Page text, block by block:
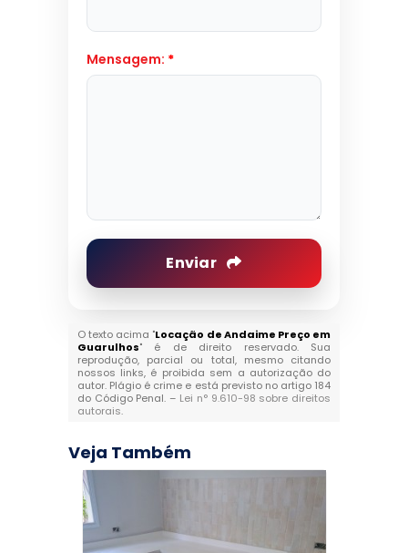
Mensagem: *
Enviar
O texto acima "Locação de Andaime Preço em
Guarulhos" é de direito reservado. Sua
reprodução, parcial ou total, mesmo citando
nossos links, é proibida sem a autorização do
autor. Plágio é crime e está previsto no artigo 184
do Código Penal. – Lei n° 9.610-98 sobre direitos
autorais.
Veja Também